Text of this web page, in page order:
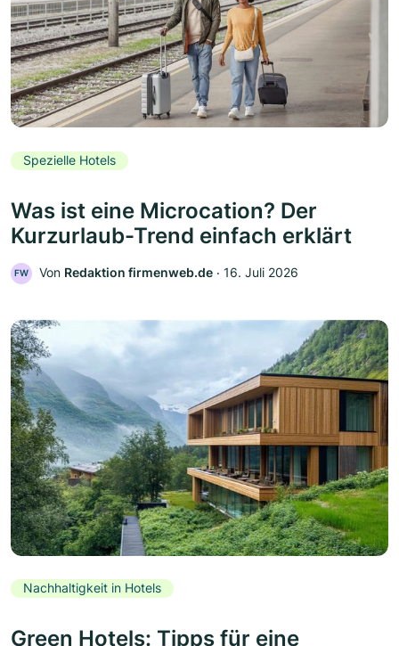
Spezielle Hotels
Was ist eine Microcation? Der
Kurzurlaub-Trend einfach erklärt
FW Von Redaktion firmenweb.de ‧ 16. Juli 2026
Nachhaltigkeit in Hotels
Green Hotels: Tipps für eine